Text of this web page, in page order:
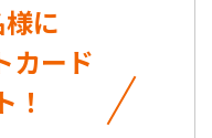
に
カード
！